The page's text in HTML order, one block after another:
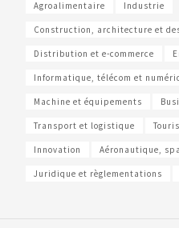
Agroalimentaire Industrie
Construction, architecture et
Distribution et e-commerce
Informatique, télécom et
Machine et équipements
Transport et logistique
Innovation Aéronautique,
Juridique et règlementations